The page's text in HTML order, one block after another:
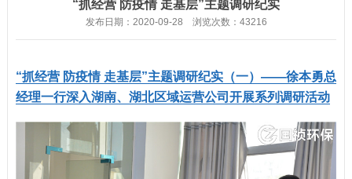
“抓经营 防疫情 走基层”主题调研纪实
发布日期：2020-09-28 浏览次数：43216
“抓经营 防疫情 走基层”主题调研纪实（一）——徐本勇总
经理一行深入湖南、湖北区域运营公司开展系列调研活动